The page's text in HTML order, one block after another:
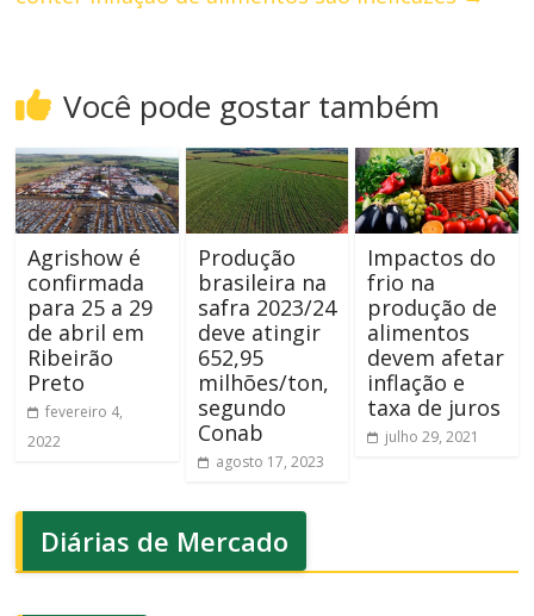
Você pode gostar também
Agrishow é
confirmada
para 25 a 29
de abril em
Ribeirão
Preto
fevereiro 4,
2022
Produção
brasileira na
safra 2023/24
deve atingir
652,95
milhões/ton,
segundo
Conab
agosto 17, 2023
Impactos do
frio na
produção de
alimentos
devem afetar
inflação e
taxa de juros
julho 29, 2021
Diárias de Mercado